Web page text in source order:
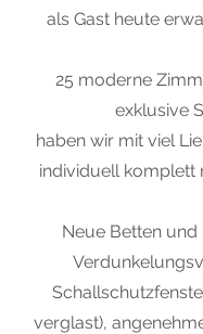
als Gast heute
25 moderne
exklusive
haben wir mit viel
individuell komplett
Neue Betten und
verglast),